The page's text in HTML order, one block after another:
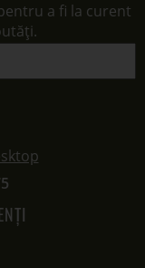
a fi la curent